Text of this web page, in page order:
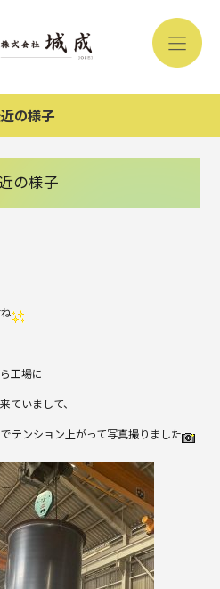
の様子
の様子
工場に
ていまして、
テンション上がって写真撮りました